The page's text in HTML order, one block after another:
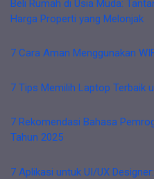
Beli Rumah di Usia Muda:
Harga Properti yang Melonjak
7 Cara Aman Menggunakan
7 Tips Memilih Laptop Terbaik
7 Rekomendasi Bahasa
Tahun 2025
7 Aplikasi untuk UI/UX